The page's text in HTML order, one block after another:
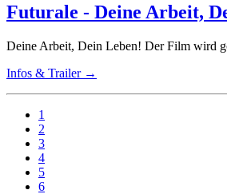
Futurale - Deine Arbeit,
Deine Arbeit, Dein Leben! Der Film wird
Infos & Trailer →
1
2
3
4
5
6